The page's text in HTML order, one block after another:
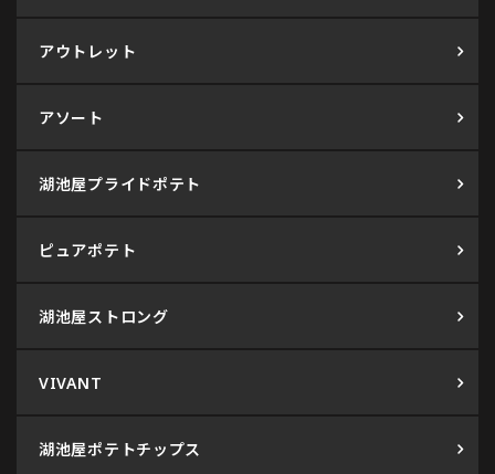
アウトレット
アソート
湖池屋プライドポテト
ピュアポテト
湖池屋ストロング
VIVANT
湖池屋ポテトチップス